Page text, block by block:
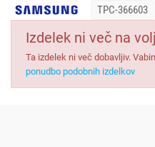
TPC-366603
Izdelek ni več na
Ta izdelek ni več dobavljiv.
ponudbo podobnih izdelkov